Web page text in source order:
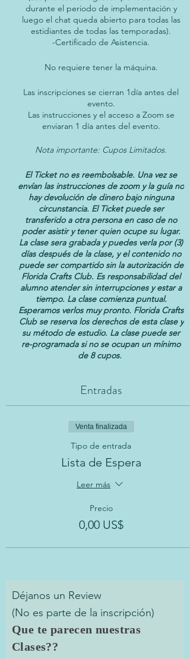
durante el periodo de implementación y
luego el chat queda abierto para todas las
estidiantes de todas las temporadas).
-Certificado de Asistencia.
No requiere tener la máquina.
Las inscripciones se cierran 1día antes del
evento.
Las instrucciones y el acceso a Zoom se
enviaran 1 día antes del evento.
Nota importante: Cupos Limitados.
El Ticket no es reembolsable. Una vez se
envían las instrucciones de zoom y la guía no
hay devolución de dinero bajo ninguna
circunstancia. El Ticket puede ser
transferido a otra persona en caso de no
poder asistir y tener quien ocupe su lugar.
La clase sera grabada y puedes verla por (3)
días después de la clase, y el contenido no
puede ser compartido sin la autorización de
Florida Crafts Club. Es responsabilidad del
alumno atender sin interrupciones y estar a
tiempo. La clase comienza puntual.
Esperamos verlos muy pronto. Florida Crafts
Club se reserva los derechos de esta clase y
su método de estudio. La clase puede ser
re-programada si no se ocupan un mínimo
de 8 cupos.
Entradas
Venta finalizada
Tipo de entrada
Lista de Espera
Leer más
Precio
0,00 US$
Déjanos un Review
(No es parte de la inscripción)
Que te parecen nuestras
Clases??